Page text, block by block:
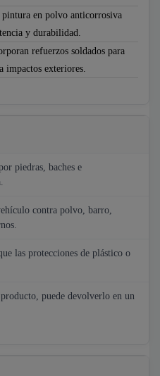
pintura en polvo anticorrosiva
y durabilidad.
refuerzos soldados para
impactos exteriores.
piedras, baches e
contra polvo, barro,
las protecciones de plástico o
puede devolverlo en un